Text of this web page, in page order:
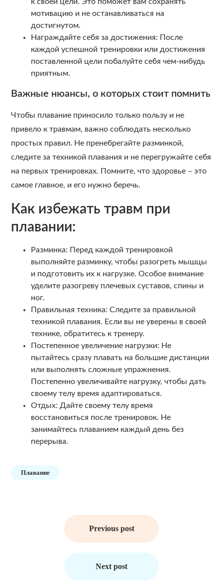
мотивацию и не останавливаться на
достигнутом.
Награждайте себя за достижения: После
каждой успешной тренировки или достижения
поставленной цели побалуйте себя чем-нибудь
приятным.
Важные нюансы, о которых стоит помнить
Чтобы плавание приносило только пользу и не
привело к травмам, важно соблюдать несколько
простых правил. Не пренебрегайте разминкой,
следите за техникой плавания и не перегружайте себя
на первых тренировках. Помните, что здоровье – это
самое главное, и его нужно беречь.
Как избежать травм при
плавании:
Разминка: Перед каждой тренировкой
выполняйте разминку, чтобы разогреть мышцы
и подготовить их к нагрузке. Особое внимание
уделите разогреву плечевых суставов, спины и
ног.
Правильная техника: Следите за правильной
техникой плавания. Если вы не уверены в своей
технике, обратитесь к тренеру.
Постепенное увеличение нагрузки: Не
пытайтесь сразу плавать на большие дистанции
или выполнять сложные упражнения.
Постепенно увеличивайте нагрузку, чтобы дать
своему телу время адаптироваться.
Отдых: Дайте своему телу время
восстановиться после тренировок. Не
занимайтесь плаванием каждый день без
перерыва.
Плавание
Previous post
Next post